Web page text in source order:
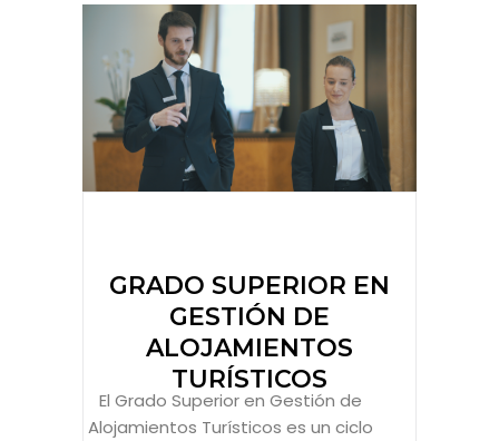
GRADO SUPERIOR EN
GESTIÓN DE
ALOJAMIENTOS
TURÍSTICOS
El Grado Superior en Gestión de
Alojamientos Turísticos es un ciclo